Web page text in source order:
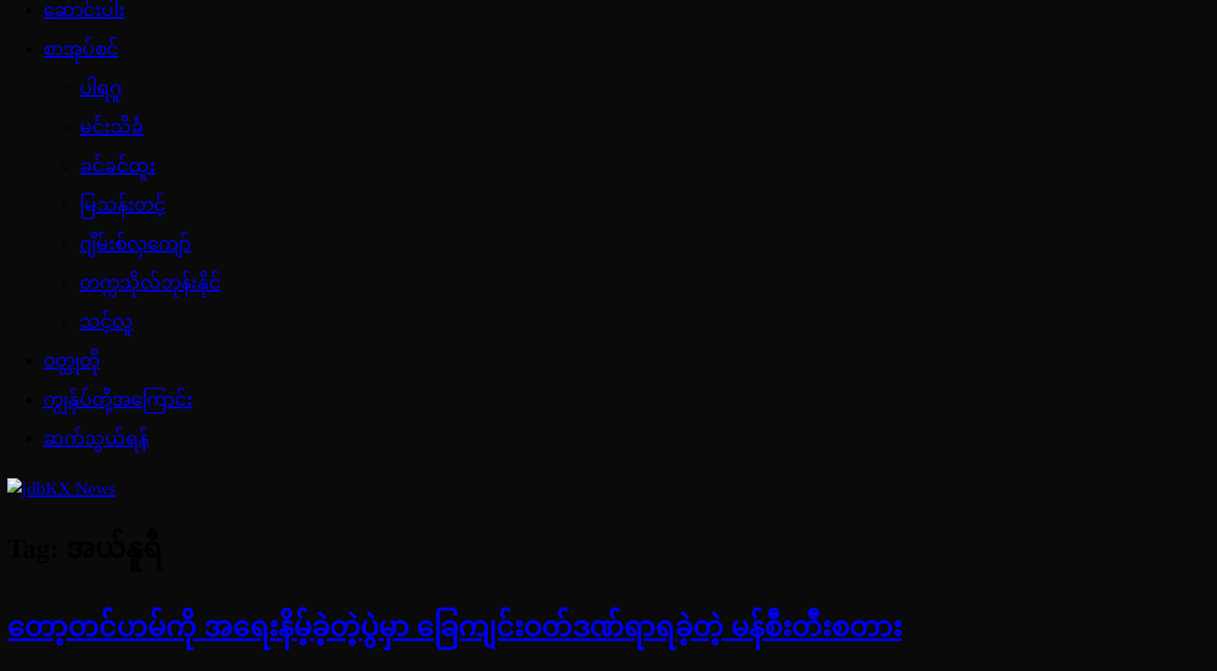
ဆောင်းပါး
စာအုပ်စင်
ပါရဂူ
မင်းသိင်္ခ
ခင်ခင်ထူး
မြသန်းတင့်
ဂျိမ်းစ်လှကျော်
တက္ကသိုလ်ဘုန်းနိုင်
သင့်လူ
ဝတ္ထုတို
ကျွန်ုပ်တို့အကြောင်း
ဆက်သွယ်ရန်
တော့တင်ဟမ်ကို အရေးနိမ့်ခဲ့တဲ့ပွဲမှာ ခြေကျင်းဝတ်ဒဏ်ရာရခဲ့တဲ့ မန်စီးတီးစတား